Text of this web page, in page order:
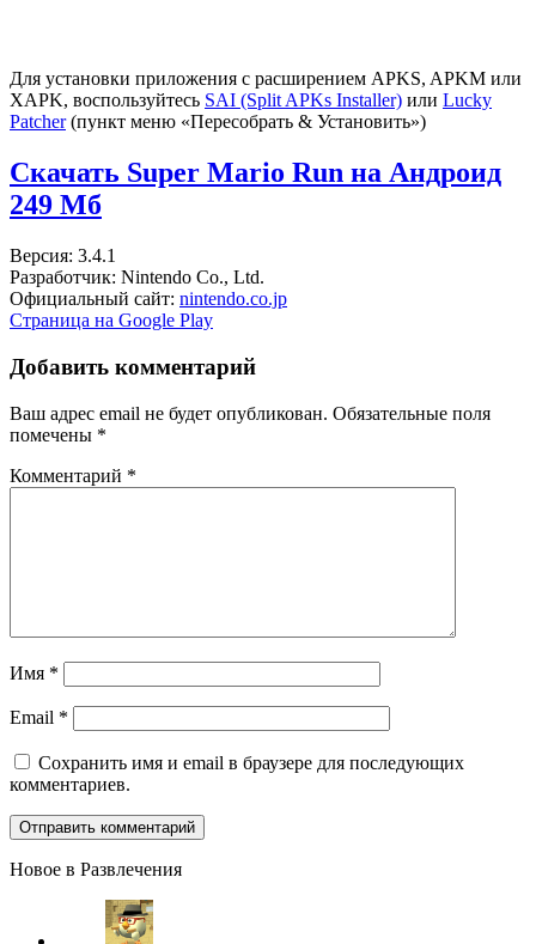
Для установки приложения с расширением APKS, APKM или
XAPK, воспользуйтесь SAI (Split APKs Installer) или Lucky
Patcher(пункт меню «Пересобрать & Установить»)
Скачать Super Mario Run на Андроид
249 Мб
Версия: 3.4.1
Разработчик: Nintendo Co., Ltd.
Официальный сайт: nintendo.co.jp
Страница на Google Play
Добавить комментарий
Ваш адрес email не будет опубликован. Обязательные поля
помечены *
Комментарий *
Имя *
Email *
Сохранить имя и email в браузере для последующих
комментариев.
Новое в Развлечения